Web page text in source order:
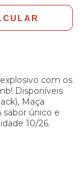
com os
Disponíveis
Maça
único e
10/26.